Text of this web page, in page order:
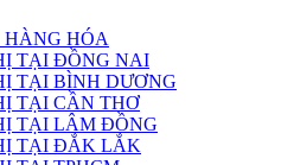
HÀNG HÓA
TẠI ĐỒNG NAI
TẠI BÌNH DƯƠNG
TẠI CẦN THƠ
TẠI LÂM ĐỒNG
TẠI ĐẮK LẮK